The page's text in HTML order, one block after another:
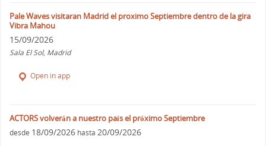
Pale Waves visitaran Madrid el proximo Septiembre dentro de la gira
Vibra Mahou
15/09/2026
Sala El Sol, Madrid
Open in app
ACTORS volverán a nuestro país el próximo Septiembre
desde 18/09/2026 hasta 20/09/2026